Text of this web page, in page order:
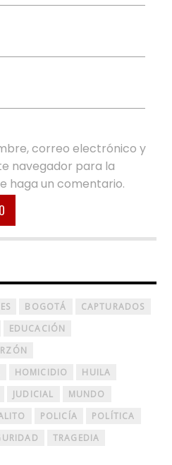
correo electrónico y
navegador para la
haga un comentario.
BOGOTÁ
CAPTURADOS
EDUCACIÓN
HOMICIDIO
HUILA
JUDICIAL
MUNDO
POLICÍA
POLÍTICA
TRAGEDIA